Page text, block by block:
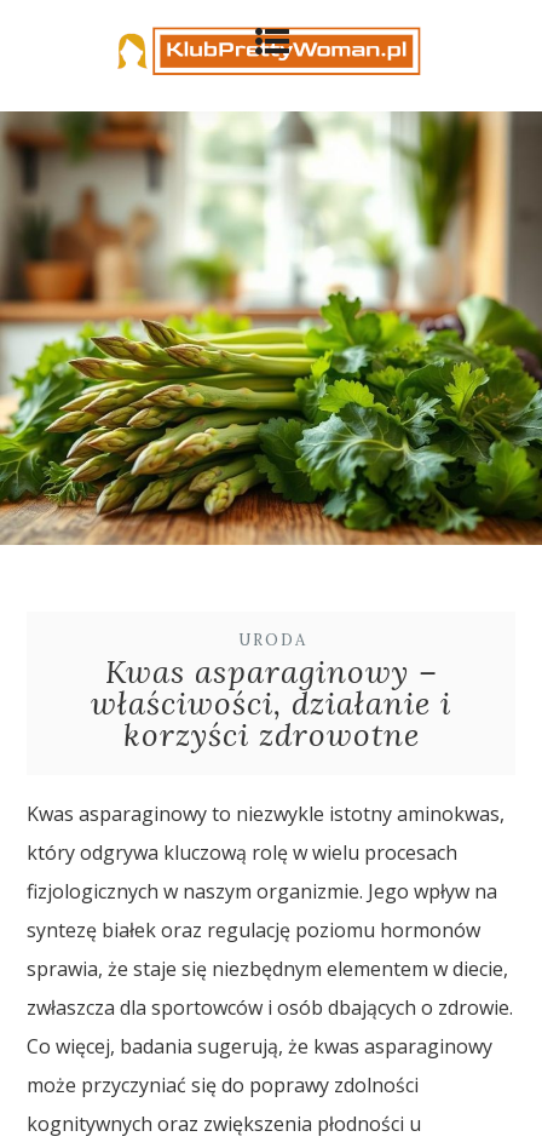
URODA
Kwas asparaginowy –
właściwości, działanie i
korzyści zdrowotne
Kwas asparaginowy to niezwykle istotny aminokwas,
który odgrywa kluczową rolę w wielu procesach
fizjologicznych w naszym organizmie. Jego wpływ na
syntezę białek oraz regulację poziomu hormonów
sprawia, że staje się niezbędnym elementem w diecie,
zwłaszcza dla sportowców i osób dbających o zdrowie.
Co więcej, badania sugerują, że kwas asparaginowy
może przyczyniać się do poprawy zdolności
kognitywnych oraz zwiększenia płodności u